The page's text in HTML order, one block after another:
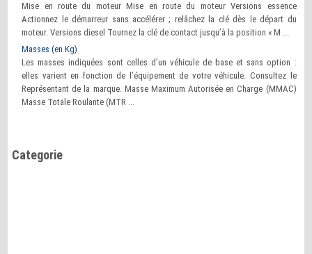
Mise en route du moteur Mise en route du moteur Versions essence
Actionnez le démarreur sans accélérer ; relâchez la clé dès le départ du
moteur. Versions diesel Tournez la clé de contact jusqu’à la position « M ...
Masses (en Kg)
Les masses indiquées sont celles d’un véhicule de base et sans option :
elles varient en fonction de l’équipement de votre véhicule. Consultez le
Représentant de la marque. Masse Maximum Autorisée en Charge (MMAC)
Masse Totale Roulante (MTR ...
Categorie